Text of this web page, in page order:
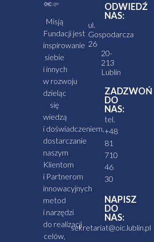
Misją
Fundacji jest
inspirowanie
siebie
i innych
w rozwoju
dzieląc
się
wiedzą
i doświadczeniem,
dostarczanie
naszym
Klientom
i Partnerom
innowacyjnych
metod
i narzędzi
do realizacji
celów,
ODWIEDŹ
NAS:
ul.
Gospodarcza
26
20-
213
Lublin
ZADZWOŃ
DO
NAS:
tel.
+48
81
710
46
30
NAPISZ
DO
NAS:
sekretariat@oic.lublin.pl